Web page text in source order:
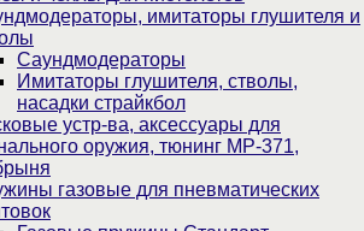
имитаторы глушителя и
Саундмодераторы
Имитаторы глушителя, стволы,
насадки страйкбол
устр-ва, аксессуары для
оружия, тюнинг МР-371,
газовые для пневматических